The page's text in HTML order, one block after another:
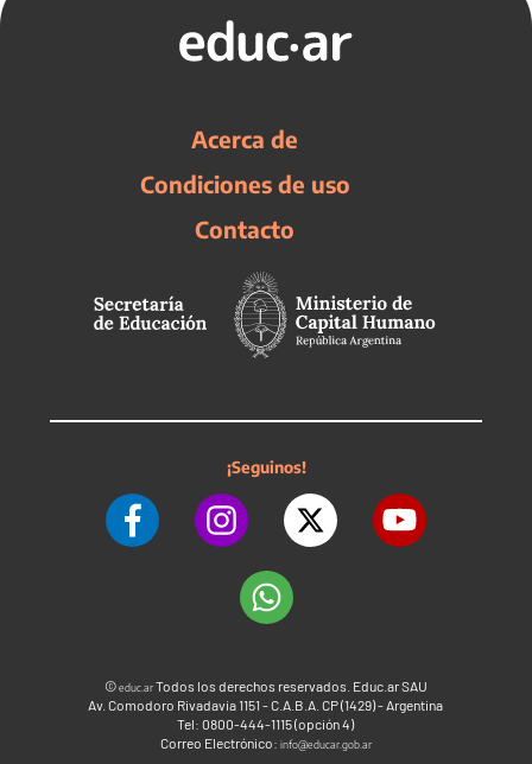
Acerca de
Condiciones de uso
Contacto
¡Seguinos!
©educ.arTodos los derechos reservados. Educ.ar SAU
Av. Comodoro Rivadavia 1151 - C.A.B.A. CP (1429) - Argentina
Tel: 0800-444-1115 (opción 4)
Correo Electrónico: info@educar.gob.ar